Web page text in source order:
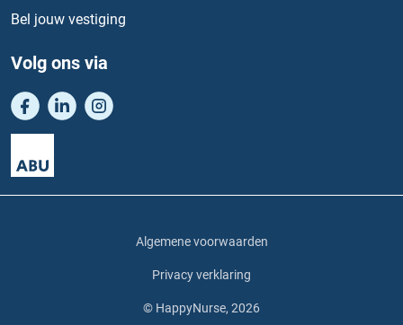
Bel jouw vestiging
Volg ons via
Algemene voorwaarden
Privacy verklaring
© HappyNurse, 2026